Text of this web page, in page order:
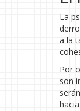
La
a la
Por
son